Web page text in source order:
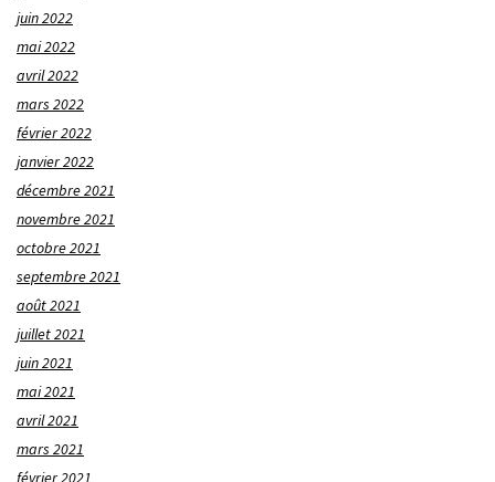
juin 2022
mai 2022
avril 2022
mars 2022
février 2022
janvier 2022
décembre 2021
novembre 2021
octobre 2021
septembre 2021
août 2021
juillet 2021
juin 2021
mai 2021
avril 2021
mars 2021
février 2021